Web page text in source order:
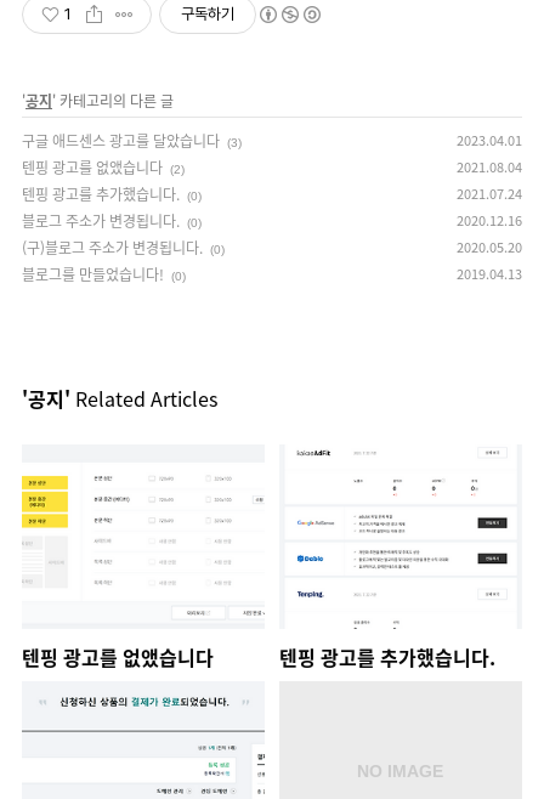
1 구독하기
'공지' 카테고리의 다른 글
구글 애드센스 광고를 달았습니다 (3) 2023.04.01
텐핑 광고를 없앴습니다 (2) 2021.08.04
텐핑 광고를 추가했습니다. (0) 2021.07.24
블로그 주소가 변경됩니다. (0) 2020.12.16
(구)블로그 주소가 변경됩니다. (0) 2020.05.20
블로그를 만들었습니다! (0) 2019.04.13
'공지' Related Articles
텐핑 광고를 없앴습니다 텐핑 광고를 추가했습니다.